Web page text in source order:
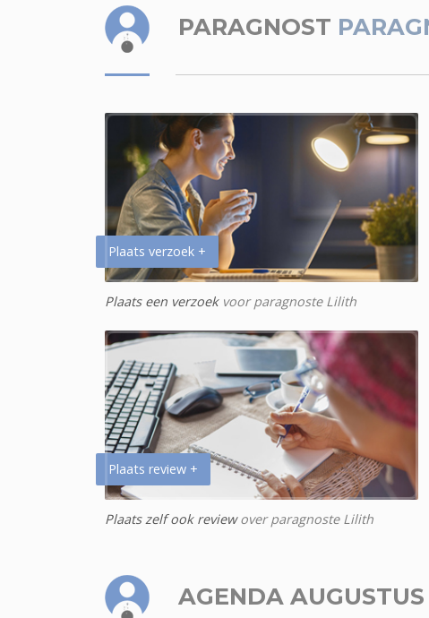
PARAGNOST
Plaats verzoek +
Plaats een verzoekvoor paragnoste Lilith
Plaats review +
Plaats zelf ook reviewover paragnoste Lilith
AGENDA AUGUSTUS